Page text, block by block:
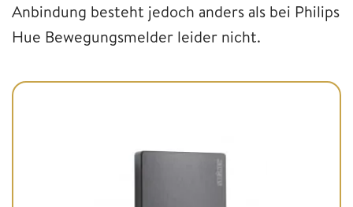
Anbindung besteht jedoch anders als bei Philips
Hue Bewegungsmelder leider nicht.